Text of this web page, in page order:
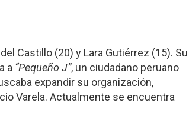
Castillo (20) y Lara Gutiérrez (15). Su
a “Pequeño J”, un ciudadano peruano
expandir su organización,
Varela. Actualmente se encuentra